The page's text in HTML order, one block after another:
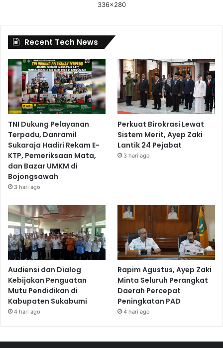
336x280
Recent Tech News
TNI Dukung Pelayanan
Terpadu, Danramil
Sukaraja Hadiri Rekam E-
KTP, Pemeriksaan Mata,
dan Bazar UMKM di
Bojongsawah
3 hari ago
Perkuat Birokrasi Lewat
Sistem Merit, Ayep Zaki
Lantik 24 Pejabat
3 hari ago
Audiensi dan Dialog
Kebijakan Penguatan
Mutu Pendidikan di
Kabupaten Sukabumi
4 hari ago
Rapim Agustus, Ayep Zaki
Minta Seluruh Perangkat
Daerah Percepat
Peningkatan PAD
4 hari ago